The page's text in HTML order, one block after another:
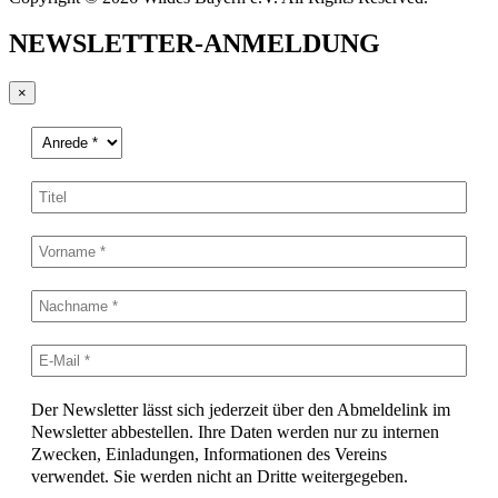
NEWSLETTER-ANMELDUNG
×
Der Newsletter lässt sich jederzeit über den Abmeldelink im
Newsletter abbestellen. Ihre Daten werden nur zu internen
Zwecken, Einladungen, Informationen des Vereins
verwendet. Sie werden nicht an Dritte weitergegeben.